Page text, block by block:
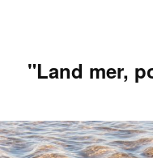
"Land mer,